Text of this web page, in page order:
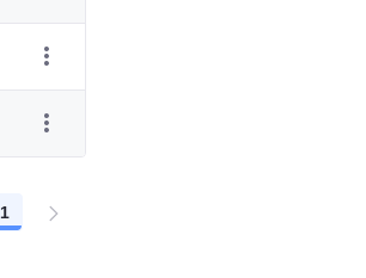
Página
1